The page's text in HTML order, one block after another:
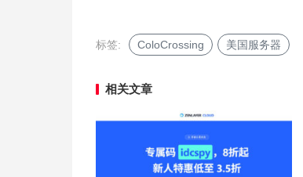
标签: ColoCrossing 美国服务器
相关文章